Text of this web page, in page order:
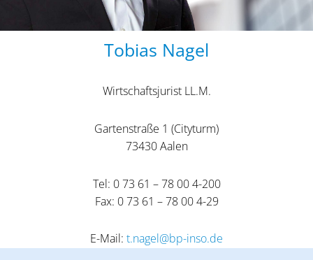
Tobias Nagel
Wirtschaftsjurist LL.M.
Gartenstraße 1 (Cityturm)
73430 Aalen
Tel: 0 73 61 – 78 00 4-200
Fax: 0 73 61 – 78 00 4-29
E-Mail: t.nagel@bp-inso.de